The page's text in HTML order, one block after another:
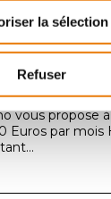
la sélection
Refuser
situé sur la
vous propose
Euros par mois